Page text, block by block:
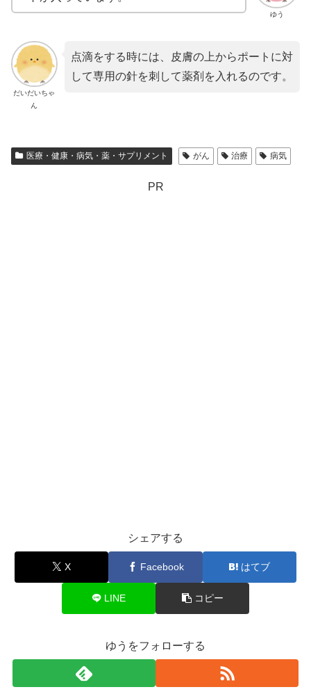
ゆう
だいだいちゃ
ん
点滴をする時には、皮膚の上からポートに対
して専用の針を刺して薬剤を入れるのです。
医療・健康・病気・薬・サプリメント がん 治療 病気
PR
シェアする
X Facebook はてブ
LINE コピー
ゆうをフォローする